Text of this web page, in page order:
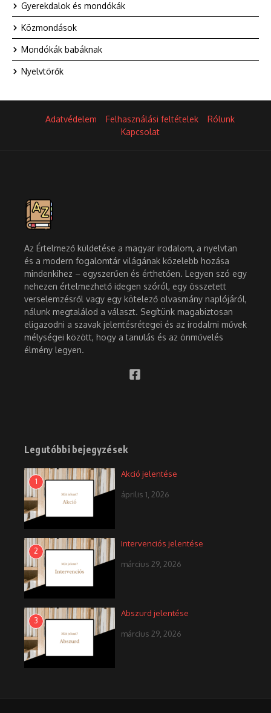
Gyerekdalok és mondókák
Közmondások
Mondókák babáknak
Nyelvtörők
Adatvédelem Felhasználási feltételek
Rólunk
Kapcsolat
Az Értelmező küldetése a magyar irodalom, a nyelvtan
és a modern fogalomtár világának közelebb hozása
mindenkihez – egyszerűen és érthetően. Legyen szó egy
nehezen értelmezhető idegen szóról, egy összetett
verselemzésről vagy egy kötelező olvasmány naplójáról,
nálunk megtalálod a választ. Segítünk magabiztosan
eligazodni a szavak jelentésrétegei és az irodalmi művek
mélységei között, hogy a tanulás és az önművelés
élmény legyen.
Legutóbbi bejegyzések
1
Akció jelentése
április 1, 2026
2
Intervenciós jelentése
március 29, 2026
3
Abszurd jelentése
március 29, 2026